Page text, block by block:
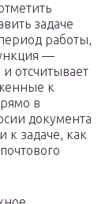
задаче
работы,
—
отсчитывает
к
в
документа
к задаче, как